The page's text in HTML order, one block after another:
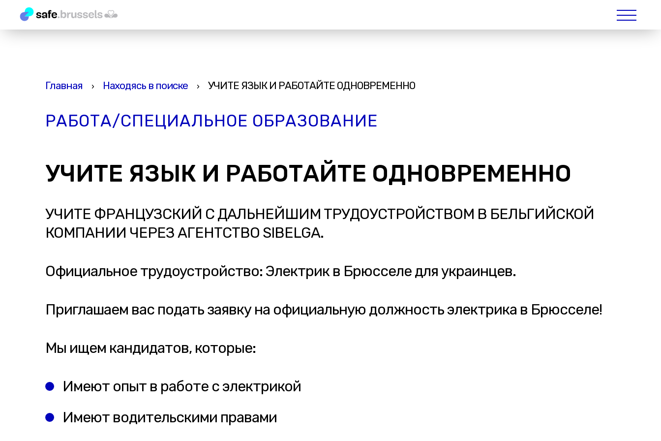
Главная › Находясь в поиске › УЧИТЕ ЯЗЫК И РАБОТАЙТЕ ОДНОВРЕМЕННО
РАБОТА/СПЕЦИАЛЬНОЕ ОБРАЗОВАНИЕ
УЧИТЕ ЯЗЫК И РАБОТАЙТЕ ОДНОВРЕМЕННО
УЧИТЕ ФРАНЦУЗСКИЙ С ДАЛЬНЕЙШИМ ТРУДОУСТРОЙСТВОМ В БЕЛЬГИЙСКОЙ
КОМПАНИИ ЧЕРЕЗ АГЕНТСТВО SIBELGA.
Официальное трудоустройство: Электрик в Брюсселе для украинцев.
Приглашаем вас подать заявку на официальную должность электрика в Брюсселе!
Мы ищем кандидатов, которые:
Имеют опыт в работе с электрикой
Имеют водительскими правами